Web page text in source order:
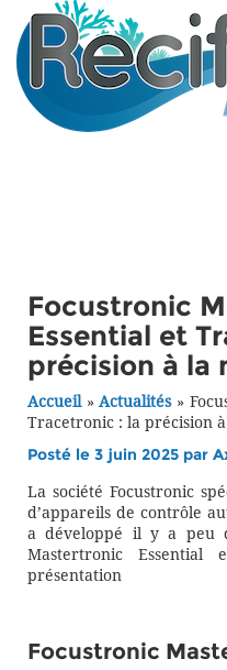
Focustronic
Essential et
précision à la
Accueil»Actualités»
Tracetronic : la précision
Posté le 3 juin 2025 par
La société Focustronic
d’appareils de contrôle
a développé il y a peu
Mastertronic
présentation
Focustronic